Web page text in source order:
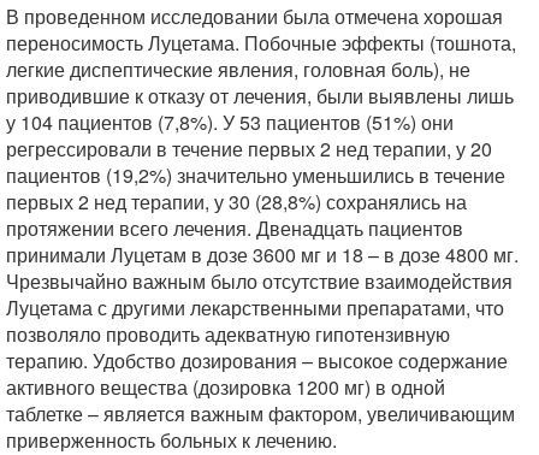
В проведенном исследовании была отмечена хорошая
переносимость Луцетама. Побочные эффекты (тошнота,
легкие диспептические явления, головная боль), не
приводившие к отказу от лечения, были выявлены лишь
у 104 пациентов (7,8%). У 53 пациентов (51%) они
регрессировали в течение первых 2 нед терапии, у 20
пациентов (19,2%) значительно уменьшились в течение
первых 2 нед терапии, у 30 (28,8%) сохранялись на
протяжении всего лечения. Двенадцать пациентов
принимали Луцетам в дозе 3600 мг и 18 – в дозе 4800 мг.
Чрезвычайно важным было отсутствие взаимодействия
Луцетама с другими лекарственными препаратами, что
позволяло проводить адекватную гипотензивную
терапию. Удобство дозирования – высокое содержание
активного вещества (дозировка 1200 мг) в одной
таблетке – является важным фактором, увеличивающим
приверженность больных к лечению.